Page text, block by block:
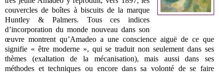
couvercles de boîtes à biscuits de la marque
Huntley & Palmers. Tous ces indices
d’incorporation du monde nouveau dans son
œuvre montrent qu’Amadeo a une conscience aiguë de ce que
signifie « être moderne », qui se traduit non seulement dans ses
thèmes (exaltation de la mécanisation), mais aussi dans ses
méthodes et techniques ou encore dans sa volonté de se faire